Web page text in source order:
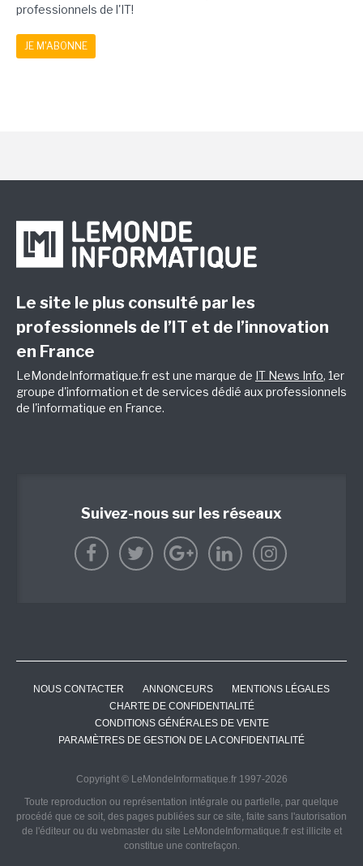
professionnels de l'IT!
JE M'ABONNE
Le site le plus consulté par les
professionnels de l’IT et de l’innovation
en France
LeMondeInformatique.fr est une marque de IT News Info, 1er
groupe d'information et de services dédié aux professionnels
de l'informatique en France.
Suivez-nous sur les réseaux
NOUS CONTACTER ANNONCEURS
MENTIONS LÉGALES
CHARTE DE CONFIDENTIALITÉ
CONDITIONS GÉNÉRALES DE VENTE
PARAMÈTRES DE GESTION DE LA CONFIDENTIALITÉ
Copyright © LeMondeInformatique.fr 1997-2026
Toute reproduction ou représentation intégrale ou partielle, par quelque
procédé que ce soit, des pages publiées sur ce site, faite sans l'autorisation
de l'éditeur ou du webmaster du site LeMondeInformatique.fr est illicite et
constitue une contrefaçon.